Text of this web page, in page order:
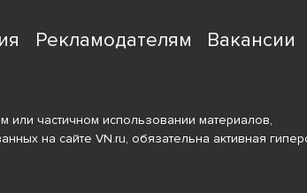
Рекламодателям Вакансии
или частичном использовании материалов,
на сайте VN.ru, обязательна активная